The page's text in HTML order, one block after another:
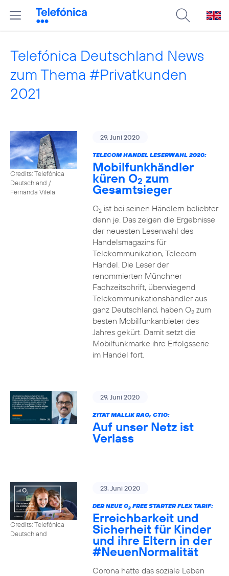
Telefónica Deutschland News
zum Thema #Privatkunden
2021
Credits: Telefónica
Deutschland /
Fernanda Vilela
29. Juni 2020
TELECOM HANDEL LESERWAHL 2020:
Mobilfunkhändler
küren O2 zum
Gesamtsieger
O2ist bei seinen Händlern beliebter
denn je. Das zeigen die Ergebnisse
der neuesten Leserwahl des
Handelsmagazins für
Telekommunikation, Telecom
Handel. Die Leser der
renommierten Münchner
Fachzeitschrift, überwiegend
Telekommunikationshändler aus
ganz Deutschland, haben O2zum
besten Mobilfunkanbieter des
Jahres gekürt. Damit setzt die
Mobilfunkmarke ihre Erfolgsserie
im Handel fort.
29. Juni 2020
ZITAT MALLIK RAO, CTIO:
Auf unser Netz ist
Verlass
Credits: Telefónica
Deutschland
23. Juni 2020
DER NEUE O2FREE STARTER FLEX TARIF:
Erreichbarkeit und
Sicherheit für Kinder
und ihre Eltern in der
#NeuenNormalität
Corona hatte das soziale Leben